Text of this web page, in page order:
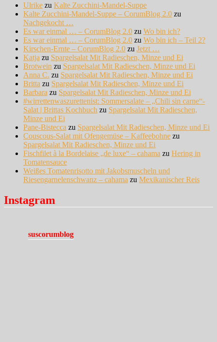
Ulrike zu Kalte Zucchini-Mandel-Suppe
Kalte Zucchini-Mandel-Suppe – CorumBlog 2.0 zu
Nachgekocht …
Es war einmal … – CorumBlog 2.0 zu Wo bin ich?
Es war einmal … – CorumBlog 2.0 zu Wo bin ich – Teil 2?
Kirschen-Ernte – CorumBlog 2.0 zu Jetzt …
Katja zu Spargelsalat Mit Radieschen, Minze und Ei
Brotwein zu Spargelsalat Mit Radieschen, Minze und Ei
Anna C. zu Spargelsalat Mit Radieschen, Minze und Ei
Britta zu Spargelsalat Mit Radieschen, Minze und Ei
Barbara zu Spargelsalat Mit Radieschen, Minze und Ei
#wirrettenwaszurettenist: Sommersalate – „Chili sin carne“-
Salat | Brittas Kochbuch zu Spargelsalat Mit Radieschen,
Minze und Ei
Pane-Bistecca zu Spargelsalat Mit Radieschen, Minze und Ei
Couscous-Salat mit Ofengemüse – Kaffeebohne zu
Spargelsalat Mit Radieschen, Minze und Ei
Fischfilet à la Bordelaise „de luxe“ – cahama zu Hering in
Tomatensauce
Weißes Tomatenrisotto mit Jakobsmuscheln und
Riesengarnelenschwanz – cahama zu Mexikanischer Reis
Instagram
suscorumblog